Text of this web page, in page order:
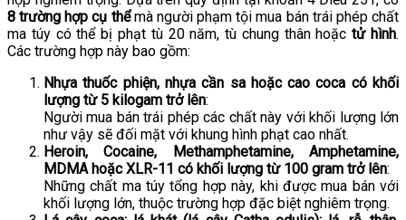
8 trường hợp cụ thểmà người phạm tội mua bán trái phép chất
ma túy có thể bị phạt tù 20 năm, tù chung thân hoặctử hình.
Các trường hợp này bao gồm:
Nhựa thuốc phiện, nhựa cần sa hoặc cao coca có khối
lượng từ 5 kilogam trở lên:
Người mua bán trái phép các chất này với khối lượng lớn
như vậy sẽ đối mặt với khung hình phạt cao nhất.
Heroin, Cocaine, Methamphetamine, Amphetamine,
MDMA hoặc XLR-11 có khối lượng từ 100 gram trở lên:
Những chất ma túy tổng hợp này, khi được mua bán với
khối lượng lớn, thuộc trường hợp đặc biệt nghiêm trọng.